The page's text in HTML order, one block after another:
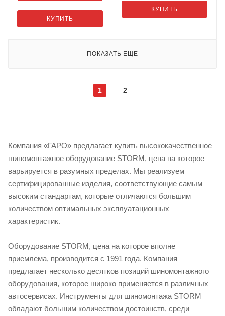
КУПИТЬ
КУПИТЬ
ПОКАЗАТЬ ЕЩЕ
1 2
Компания «ГАРО» предлагает купить высококачественное
шиномонтажное оборудование STORM, цена на которое
варьируется в разумных пределах. Мы реализуем
сертифицированные изделия, соответствующие самым
высоким стандартам, которые отличаются большим
количеством оптимальных эксплуатационных
характеристик.
Оборудование STORM, цена на которое вполне
приемлема, производится с 1991 года. Компания
предлагает несколько десятков позиций шиномонтажного
оборудования, которое широко применяется в различных
автосервисах. Инструменты для шиномонтажа STORM
обладают большим количеством достоинств, среди